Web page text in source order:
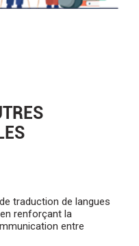
traduction de langues
renforçant la
entre